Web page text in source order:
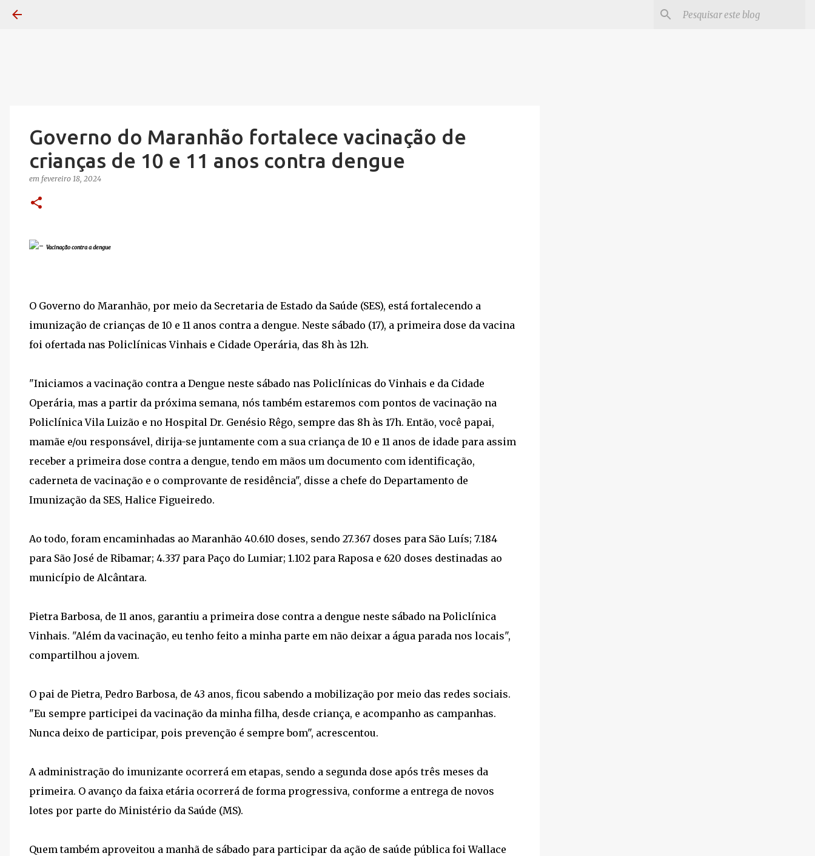
Governo do Maranhão fortalece vacinação de
crianças de 10 e 11 anos contra dengue
em fevereiro 18, 2024
- Vacinação contra a dengue
O Governo do Maranhão, por meio da Secretaria de Estado da Saúde (SES), está fortalecendo a
imunização de crianças de 10 e 11 anos contra a dengue. Neste sábado (17), a primeira dose da vacina
foi ofertada nas Policlínicas Vinhais e Cidade Operária, das 8h às 12h.
"Iniciamos a vacinação contra a Dengue neste sábado nas Policlínicas do Vinhais e da Cidade
Operária, mas a partir da próxima semana, nós também estaremos com pontos de vacinação na
Policlínica Vila Luizão e no Hospital Dr. Genésio Rêgo, sempre das 8h às 17h. Então, você papai,
mamãe e/ou responsável, dirija-se juntamente com a sua criança de 10 e 11 anos de idade para assim
receber a primeira dose contra a dengue, tendo em mãos um documento com identificação,
caderneta de vacinação e o comprovante de residência", disse a chefe do Departamento de
Imunização da SES, Halice Figueiredo.
Ao todo, foram encaminhadas ao Maranhão 40.610 doses, sendo 27.367 doses para São Luís; 7.184
para São José de Ribamar; 4.337 para Paço do Lumiar; 1.102 para Raposa e 620 doses destinadas ao
município de Alcântara.
Pietra Barbosa, de 11 anos, garantiu a primeira dose contra a dengue neste sábado na Policlínica
Vinhais. "Além da vacinação, eu tenho feito a minha parte em não deixar a água parada nos locais",
compartilhou a jovem.
O pai de Pietra, Pedro Barbosa, de 43 anos, ficou sabendo a mobilização por meio das redes sociais.
"Eu sempre participei da vacinação da minha filha, desde criança, e acompanho as campanhas.
Nunca deixo de participar, pois prevenção é sempre bom", acrescentou.
A administração do imunizante ocorrerá em etapas, sendo a segunda dose após três meses da
primeira. O avanço da faixa etária ocorrerá de forma progressiva, conforme a entrega de novos
lotes por parte do Ministério da Saúde (MS).
Quem também aproveitou a manhã de sábado para participar da ação de saúde pública foi Wallace